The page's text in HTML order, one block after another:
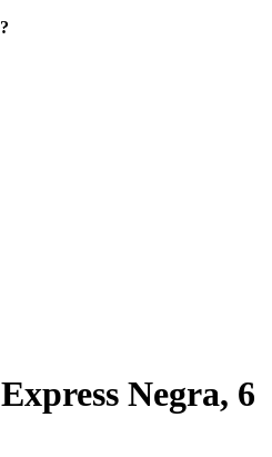
Negra, 6